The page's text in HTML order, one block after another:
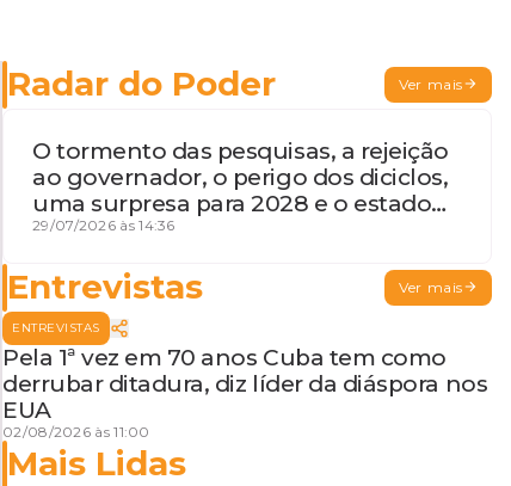
Radar do Poder Ver mais
O tormento das pesquisas, a rejeição
ao governador, o perigo dos diciclos,
uma surpresa para 2028 e o estado
de terceira guerra mundial
29/07/2026 às 14:36
Entrevistas Ver mais
ENTREVISTAS
Pela 1ª vez em 70 anos Cuba tem como
derrubar ditadura, diz líder da diáspora nos
EUA
02/08/2026 às 11:00
Mais Lidas